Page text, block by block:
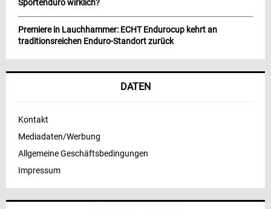
Sportenduro wirklich?
Premiere in Lauchhammer: ECHT Endurocup kehrt an
traditionsreichen Enduro-Standort zurück
DATEN
Kontakt
Mediadaten/Werbung
Allgemeine Geschäftsbedingungen
Impressum